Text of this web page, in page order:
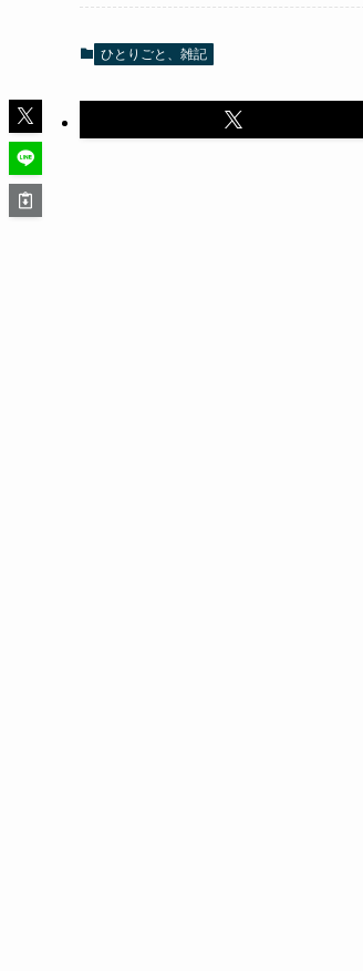
ひとりごと、雑記